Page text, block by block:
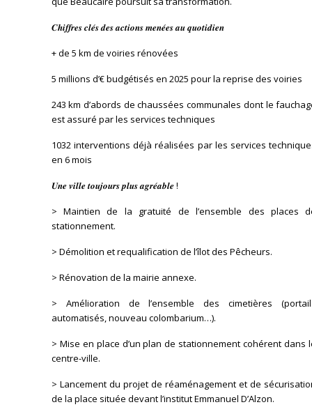
𝑪𝒉𝒊𝒇𝒇𝒓𝒆𝒔 𝒄𝒍𝒆́𝒔 𝒅𝒆𝒔 𝒂𝒄𝒕𝒊𝒐𝒏𝒔 𝒎𝒆𝒏𝒆́𝒆𝒔 𝒂𝒖 𝒒𝒖𝒐𝒕𝒊𝒅𝒊𝒆𝒏
+ de 5 km de voiries rénovées
5 millions d’€ budgétisés en 2025 pour la reprise des voiries
243 km d’abords de chaussées communales dont le
est assuré par les services techniques
1032 interventions déjà réalisées par les services
en 6 mois
𝑼𝒏𝒆 𝒗𝒊𝒍𝒍𝒆 𝒕𝒐𝒖𝒋𝒐𝒖𝒓𝒔 𝒑𝒍𝒖𝒔 𝒂𝒈𝒓𝒆́𝒂𝒃𝒍𝒆 !
> Maintien de la gratuité de l’ensemble des places
stationnement.
> Démolition et requalification de l’îlot des Pêcheurs.
> Rénovation de la mairie annexe.
> Amélioration de l’ensemble des cimetières
automatisés, nouveau colombarium…).
> Mise en place d’un plan de stationnement cohérent dans
centre-ville.
> Lancement du projet de réaménagement et de
de la place située devant l’institut Emmanuel D’Alzon.